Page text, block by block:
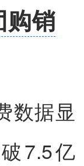
购销
数据显
7.5亿